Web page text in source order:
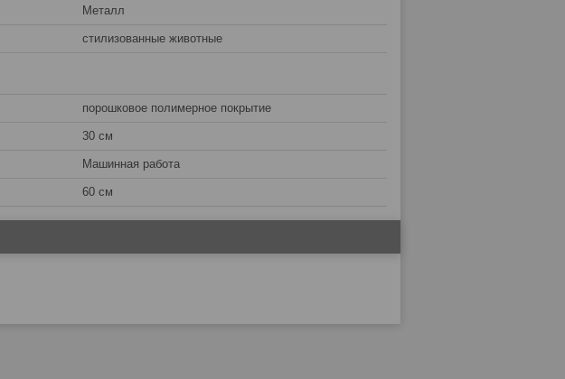
Металл
стилизованные животные
порошковое полимерное покрытие
30 см
Машинная работа
60 см